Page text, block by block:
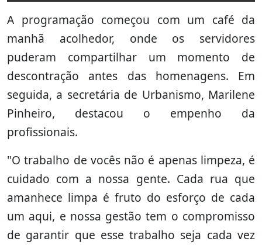
A programação começou com um café da
manhã acolhedor, onde os servidores
puderam compartilhar um momento de
descontração antes das homenagens. Em
seguida, a secretária de Urbanismo, Marilene
Pinheiro, destacou o empenho da
profissionais.
"O trabalho de vocês não é apenas limpeza, é
cuidado com a nossa gente. Cada rua que
amanhece limpa é fruto do esforço de cada
um aqui, e nossa gestão tem o compromisso
de garantir que esse trabalho seja cada vez